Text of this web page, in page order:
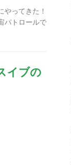
ってきた！
パトロールで
イブの